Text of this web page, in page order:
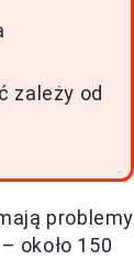
zależy od
problemy
około 150